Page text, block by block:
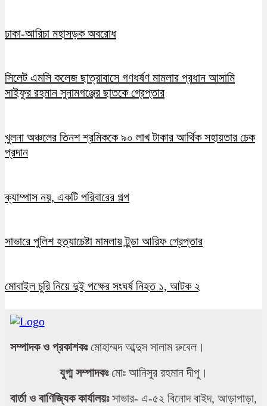
ঢাকা-আরিচা মহাসড়ক অবরোধ
সিলেট এমসি কলেজ ছাত্রাবাসে গণধর্ষণ মামলার প্রধান আসামি
সাইফুর রহমান সুনামগঞ্জের ছাতকে গ্রেপ্তার
খুলনা অঞ্চলের তিনশ শ্রমিককে ৯০ লাখ টাকার আর্থিক সহায়তার চেক
প্রদান
ক্যাম্পাস নয়, একটি পরিবারের গল্প
সাভারে পুলিশ হত্যাচেষ্টা মামলায় টুন্ডা আরিফ গ্রেপ্তার
মোবাইল চুরি নিয়ে দুই পক্ষের সংঘর্ষ নিহত ১, আটক ২
সম্পাদক ও প্রকাশকঃমোহাম্মদ আব্দুস সালাম রুবেল।
যুগ্ম সম্পাদকঃমোঃ আনিসুর রহমান দীপু।
বার্তা ও বাণিজ্যিক কার্যালয়ঃসাভার- এ-৫২ বিনোদ বাইদ, আড়াপাড়া,